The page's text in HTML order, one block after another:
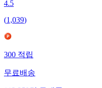
4.5
(1,039)
300적립
무료배송